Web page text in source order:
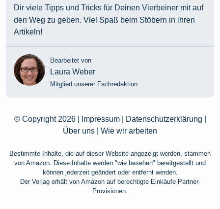
Dir viele Tipps und Tricks für Deinen Vierbeiner mit auf
den Weg zu geben. Viel Spaß beim Stöbern in ihren
Artikeln!
Bearbeitet von
Laura Weber
Mitglied unserer Fachredaktion
© Copyright 2026 | Impressum| Datenschutzerklärung
Über uns
Wie wir arbeiten
Bestimmte Inhalte, die auf dieser Website angezeigt werden, stammen
von Amazon. Diese Inhalte werden "wie besehen" bereitgestellt und
können jederzeit geändert oder entfernt werden.
Der Verlag erhält von Amazon auf berechtigte Einkäufe Partner-
Provisionen.